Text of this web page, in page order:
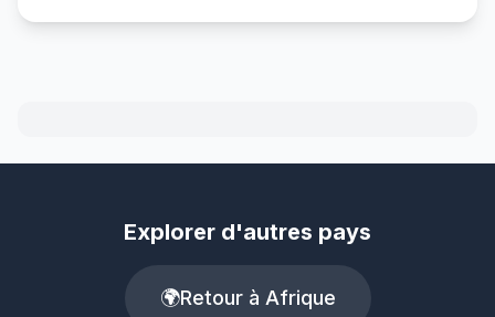
Explorer d'autres pays
🌍Retour à Afrique